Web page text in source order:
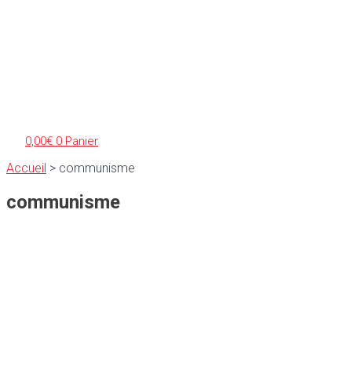
0,00€ 0 Panier
Accueil > communisme
communisme